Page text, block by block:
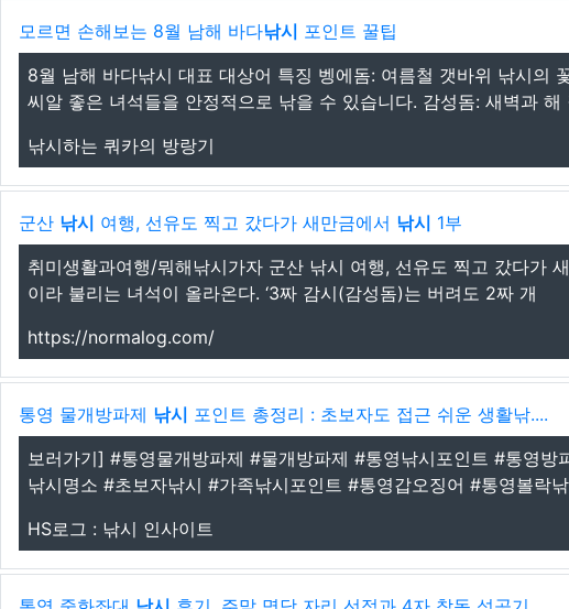
모르면 손해보는 8월 남해 바다낚시 포인트 꿀팁
8월 남해 바다낚시 대표 대상어 특징 벵에돔: 여름철 갯바위 낚시의
씨알 좋은 녀석들을 안정적으로 낚을 수 있습니다. 감성돔: 새벽과 해
낚시하는 쿼카의 방랑기
군산 낚시 여행, 선유도 찍고 갔다가 새만금에서 낚시 1부
취미생활과여행/뭐해낚시가자 군산 낚시 여행, 선유도 찍고 갔다가
이라 불리는 녀석이 올라온다. ‘3짜 감시(감성돔)는 버려도 2짜 개
https://normalog.com/
통영 물개방파제 낚시 포인트 총정리 : 초보자도 접근 쉬운 생활낚....
보러가기] #통영물개방파제 #물개방파제 #통영낚시포인트 #통영
낚시명소 #초보자낚시 #가족낚시포인트 #통영갑오징어 #통영볼락
HS로그 : 낚시 인사이트